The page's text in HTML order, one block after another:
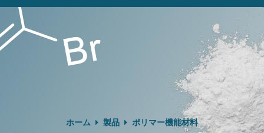
ホーム 製品 ポリマー機能材料